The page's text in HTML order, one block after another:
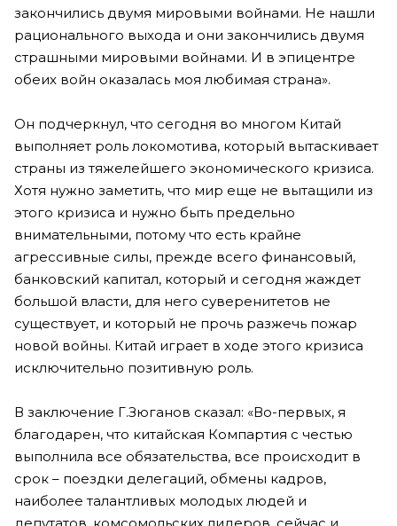
закончились двумя мировыми войнами. Не нашли
рационального выхода и они закончились двумя
страшными мировыми войнами. И в эпицентре
обеих войн оказалась моя любимая страна».
Он подчеркнул, что сегодня во многом Китай
выполняет роль локомотива, который вытаскивает
страны из тяжелейшего экономического кризиса.
Хотя нужно заметить, что мир еще не вытащили из
этого кризиса и нужно быть предельно
внимательными, потому что есть крайне
агрессивные силы, прежде всего финансовый,
банковский капитал, который и сегодня жаждет
большой власти, для него суверенитетов не
существует, и который не прочь разжечь пожар
новой войны. Китай играет в ходе этого кризиса
исключительно позитивную роль.
В заключение Г.Зюганов сказал: «Во-первых, я
благодарен, что китайская Компартия с честью
выполнила все обязательства, все происходит в
срок – поездки делегаций, обмены кадров,
наиболее талантливых молодых людей и